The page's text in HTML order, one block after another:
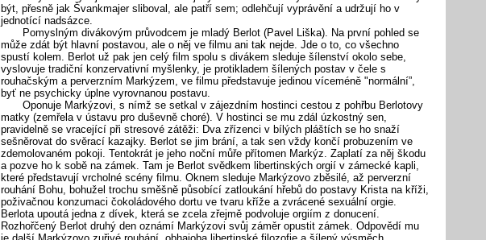
být, přesně jak Švankmajer sliboval, ale patří sem; odlehčují vyprávění a udržují ho v
jednotící nadsázce.
Pomyslným divákovým průvodcem je mladý Berlot (Pavel Liška). Na první pohled se
může zdát být hlavní postavou, ale o něj ve filmu ani tak nejde. Jde o to, co všechno
spustí kolem. Berlot už pak jen celý film spolu s divákem sleduje šílenství okolo sebe,
vyslovuje tradiční konzervativní myšlenky, je protikladem šílených postav v čele s
rouhačským a perverzním Markýzem, ve filmu představuje jedinou víceméně "normální”,
byť ne psychicky úplne vyrovnanou postavu.
Oponuje Markýzovi, s nímž se setkal v zájezdním hostinci cestou z pohřbu Berlotovy
matky (zemřela v ústavu pro duševně choré). V hostinci se mu zdál úzkostný sen,
pravidelně se vracející při stresové zátěži: Dva zřízenci v bílých pláštích se ho snaží
sešněrovat do svěrací kazajky. Berlot se jim brání, a tak sen vždy končí probuzením ve
zdemolovaném pokoji. Tentokrát je jeho noční můře přítomen Markýz. Zaplatí za něj škodu
a pozve ho k sobě na zámek. Tam je Berlot svědkem libertinských orgií v zámecké kapli,
které představují vrcholné scény filmu. Oknem sleduje Markýzovo zběsilé, až perverzní
rouhání Bohu, bohužel trochu směšně působící zatloukání hřebů do postavy Krista na kříži,
poživačnou konzumaci čokoládového dortu ve tvaru kříže a zvrácené sexuální orgie.
Berlota upoutá jedna z dívek, která se zcela zřejmě podvoluje orgiím z donucení.
Rozhořčený Berlot druhý den oznámí Markýzovi svůj záměr opustit zámek. Odpovědí mu